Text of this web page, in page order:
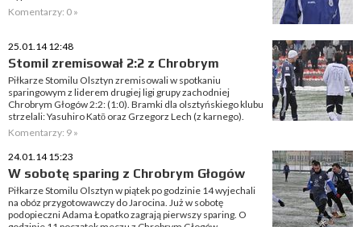
Komentarzy: 0 »
25.01.14 12:48
Stomil zremisował 2:2 z Chrobrym
Piłkarze Stomilu Olsztyn zremisowali w spotkaniu
sparingowym z liderem drugiej ligi grupy zachodniej
Chrobrym Głogów 2:2: (1:0). Bramki dla olsztyńskiego klubu
strzelali: Yasuhiro Katō oraz Grzegorz Lech (z karnego).
Komentarzy: 9 »
24.01.14 15:23
W sobotę sparing z Chrobrym Głogów
Piłkarze Stomilu Olsztyn w piątek po godzinie 14 wyjechali
na obóz przygotowawczy do Jarocina. Już w sobotę
podopieczni Adama Łopatko zagrają pierwszy sparing. O